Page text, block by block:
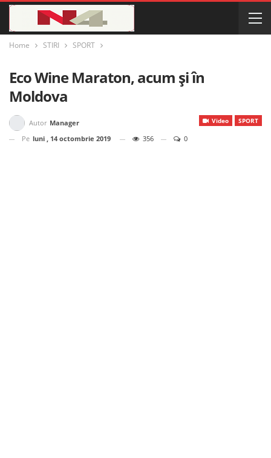
Home STIRI SPORT
Eco Wine Maraton, acum și în
Moldova
Video SPORT
Autor Manager
Pe luni , 14 octombrie 2019 356 0